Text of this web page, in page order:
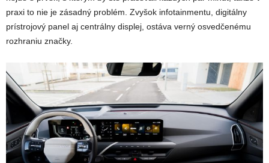
praxi to nie je zásadný problém. Zvyšok infotainmentu, digitálny
prístrojový panel aj centrálny displej, ostáva verný osvedčenému
rozhraniu značky.